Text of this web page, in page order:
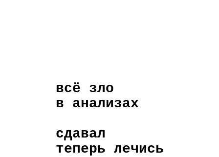
всё зло
в анализах
сдавал
теперь лечись